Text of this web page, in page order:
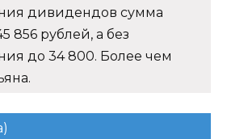
дивидендов сумма
856 рублей, а без
до 34 800. Более чем